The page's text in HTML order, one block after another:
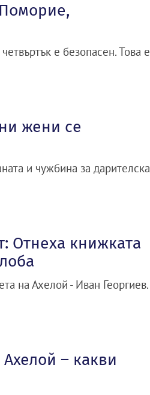
е безопасен. Това е
жени се
и чужбина за дарителска
Отнеха книжката
на Ахелой - Иван Георгиев.
– какви